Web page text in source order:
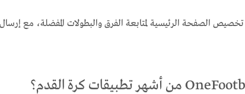
تخصيص الصفحة الرئيسية لمتابعة الفرق والبطولات المفضلة، مع